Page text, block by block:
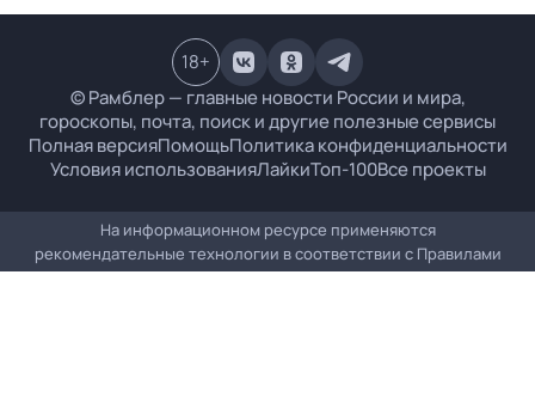
© Рамблер — главные новости России и мира,
гороскопы, почта, поиск и другие полезные сервисы
Полная версияПомощьПолитика конфиденциальности
Условия использованияЛайкиТоп-100Все проекты
18+
На информационном ресурсе применяются
рекомендательные технологии в соответствии с Правилами